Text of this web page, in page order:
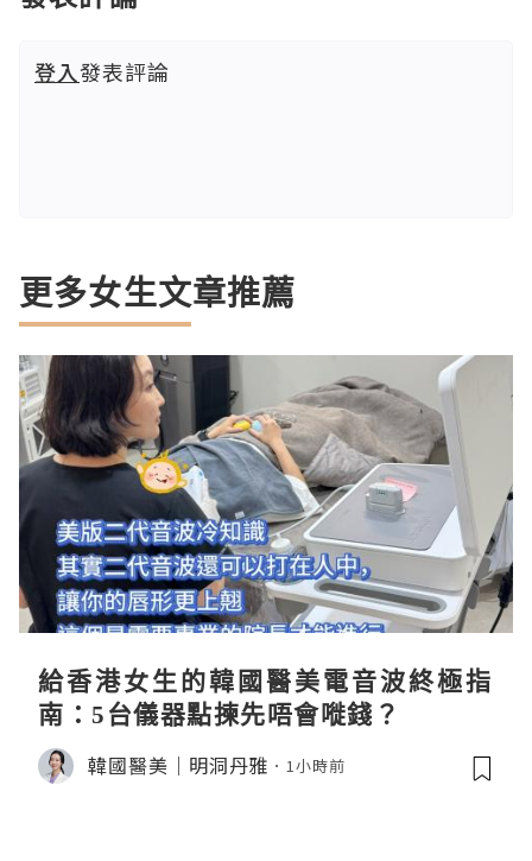
登入發表評論
更多女生文章推薦
給香港女生的韓國醫美電音波終極指
南：5台儀器點揀先唔會嘥錢？
韓國醫美｜明洞丹雅 1小時前